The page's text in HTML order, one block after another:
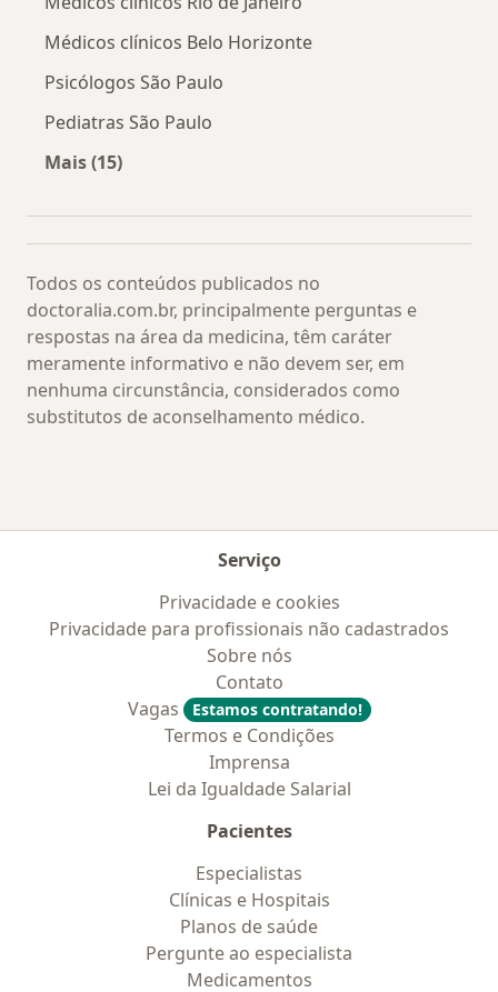
Médicos clínicos Belo Horizonte
Psicólogos São Paulo
Pediatras São Paulo
Mais (15)
Todos os conteúdos publicados no
doctoralia.com.br, principalmente perguntas e
respostas na área da medicina, têm caráter
meramente informativo e não devem ser, em
nenhuma circunstância, considerados como
substitutos de aconselhamento médico.
Serviço
Privacidade e cookies
Privacidade para profissionais não cadastrados
Sobre nós
Contato
Vagas
Estamos contratando!
Termos e Condições
Imprensa
Lei da Igualdade Salarial
Pacientes
Especialistas
Clínicas e Hospitais
Planos de saúde
Pergunte ao especialista
Medicamentos